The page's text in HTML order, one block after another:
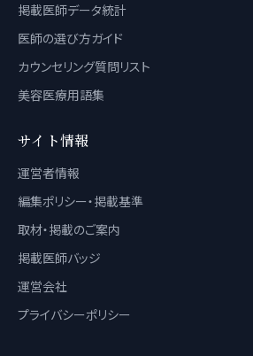
掲載医師データ統計
医師の選び方ガイド
カウンセリング質問リスト
美容医療用語集
サイト情報
運営者情報
編集ポリシー・掲載基準
取材・掲載のご案内
掲載医師バッジ
運営会社
プライバシーポリシー